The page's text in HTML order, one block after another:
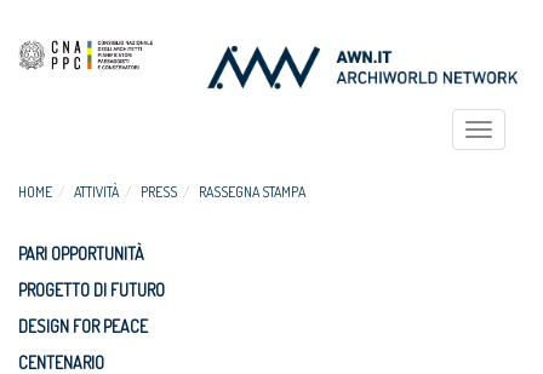
Toggle
HOME ATTIVITÀ PRESS RASSEGNA STAMPA
PARI OPPORTUNITÀ
PROGETTO DI FUTURO
DESIGN FOR PEACE
CENTENARIO